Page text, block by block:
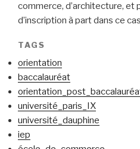
commerce, d’architecture, et
d’inscription à part dans ce
TAGS
orientation
baccalauréat
université_paris_IX
université_dauphine
iep